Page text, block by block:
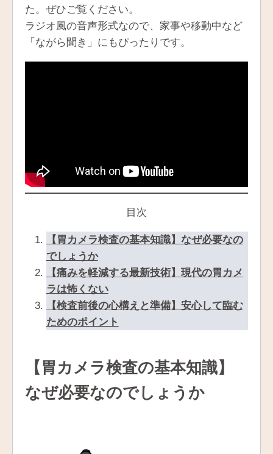
た。ぜひご覧ください。
ラジオ風の音声形式なので、家事や移動中など
「ながら聞き」にもぴったりです。
目次
【胃カメラ検査の基本知識】なぜ必要なの
でしょうか
【痛みを軽減する最新技術】現代の胃カメ
ラは怖くない
【検査前後の心構えと準備】安心して臨む
ためのポイント
【胃カメラ検査の基本知識】
なぜ必要なのでしょうか